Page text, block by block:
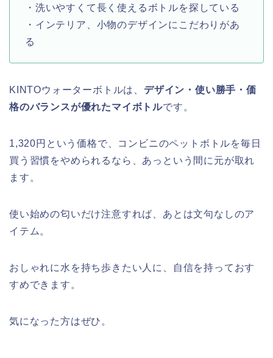
・洗いやすくて長く使えるボトルを探している
・インテリア、小物のデザインにこだわりがあ
る
KINTOウォーターボトルは、 デザイン・使い勝手・価
格のバランスが優れたマイボトルです。
1,320円という価格で、コンビニのペットボトルを毎日
買う習慣をやめられるなら、あっという間に元が取れ
ます。
使い始めの匂いだけ注意すれば、あとは文句なしのア
イテム。
おしゃれに水を持ち歩きたい人に、自信を持っておす
すめできます。
気になった方はぜひ。